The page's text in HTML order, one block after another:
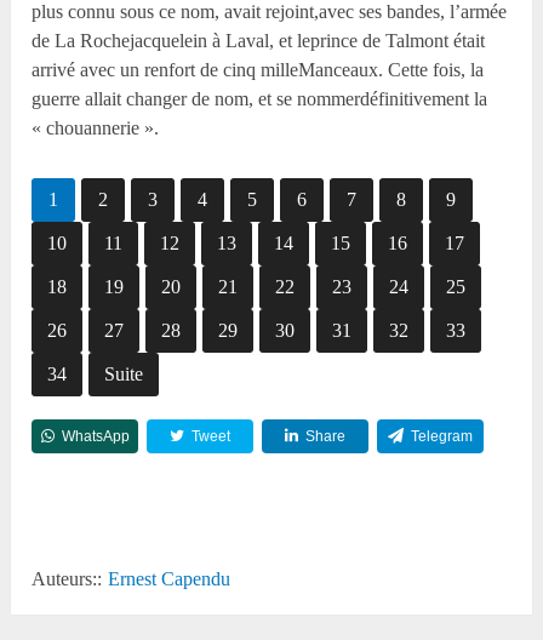
plus connu sous ce nom, avait rejoint,avec ses bandes, l’armée
de La Rochejacquelein à Laval, et leprince de Talmont était
arrivé avec un renfort de cinq milleManceaux. Cette fois, la
guerre allait changer de nom, et se nommerdéfinitivement la
« chouannerie ».
1 2 3 4 5 6 7 8 9
10 11 12 13 14 15 16 17
18 19 20 21 22 23 24 25
26 27 28 29 30 31 32 33
34 Suite
WhatsApp Tweet Share Telegram
Auteurs:: Ernest Capendu